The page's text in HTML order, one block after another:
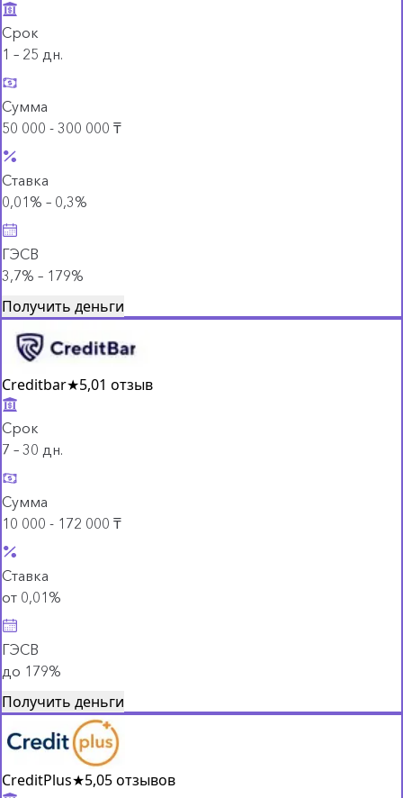
Срок
1 – 25 дн.
Сумма
50 000 - 300 000 ₸
Ставка
0,01% – 0,3%
ГЭСВ
3,7% – 179%
Получить деньги
Creditbar★5,01 отзыв
Срок
7 – 30 дн.
Сумма
10 000 - 172 000 ₸
Ставка
от 0,01%
ГЭСВ
до 179%
Получить деньги
CreditPlus★5,05 отзывов